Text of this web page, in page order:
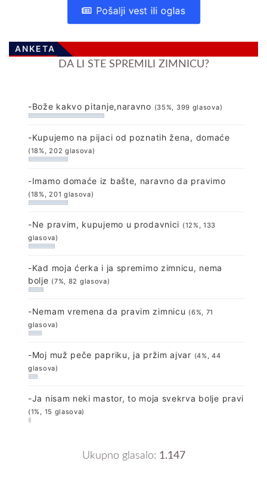
Pošalji vest ili oglas
ANKETA
DA LI STE SPREMILI ZIMNICU?
-Bože kakvo pitanje,naravno (35%, 399 glasova)
-Kupujemo na pijaci od poznatih žena, domaće
(18%, 202 glasova)
-Imamo domaće iz bašte, naravno da pravimo
(18%, 201 glasova)
-Ne pravim, kupujemo u prodavnici (12%, 133
glasova)
-Kad moja ćerka i ja spremimo zimnicu, nema
bolje (7%, 82 glasova)
-Nemam vremena da pravim zimnicu (6%, 71
glasova)
-Moj muž peče papriku, ja pržim ajvar (4%, 44
glasova)
-Ja nisam neki mastor, to moja svekrva bolje pravi
(1%, 15 glasova)
Ukupno glasalo: 1.147